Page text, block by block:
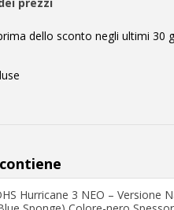
dello sconto negli ultimi 30
Hurricane 3 NEO – Versione